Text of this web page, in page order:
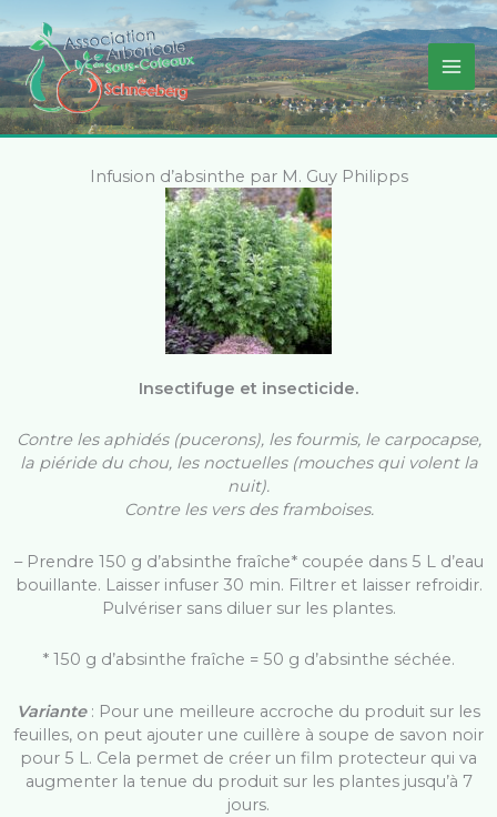
au
contenu
Infusion d’absinthe par M. Guy Philipps
Insectifuge et insecticide.
Contre les aphidés (pucerons), les fourmis, le carpocapse,
la piéride du chou, les noctuelles (mouches qui volent la
nuit).
Contre les vers des framboises.
– Prendre 150 g d’absinthe fraîche* coupée dans 5 L d’eau
bouillante. Laisser infuser 30 min. Filtrer et laisser refroidir.
Pulvériser sans diluer sur les plantes.
* 150 g d’absinthe fraîche = 50 g d’absinthe séchée.
Variante : Pour une meilleure accroche du produit sur les
feuilles, on peut ajouter une cuillère à soupe de savon noir
pour 5 L. Cela permet de créer un film protecteur qui va
augmenter la tenue du produit sur les plantes jusqu’à 7
jours.